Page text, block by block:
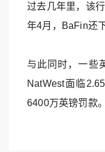
过去几年里，该
年4月，BaFin还
与此同时，一些
NatWest面临
6400万英镑罚款。